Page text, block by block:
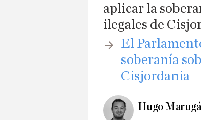
aplicar la
ilegales de
El
soberanía
Cisjordania
Hugo